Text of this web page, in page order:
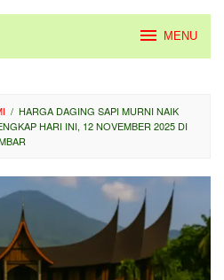
MENU
/ HARGA DAGING SAPI MURNI NAIK
HARI INI, 12 NOVEMBER 2025 DI